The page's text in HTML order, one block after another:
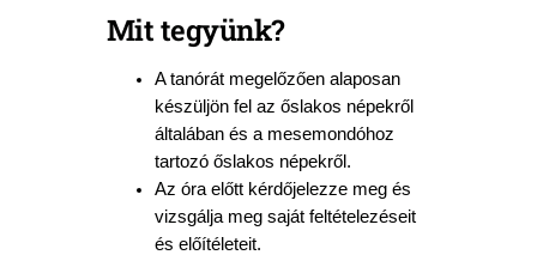
Mit tegyünk?
A tanórát megelőzően alaposan
készüljön fel az őslakos népekről
általában és a mesemondóhoz
tartozó őslakos népekről.
Az óra előtt kérdőjelezze meg és
vizsgálja meg saját feltételezéseit
és előítéleteit.